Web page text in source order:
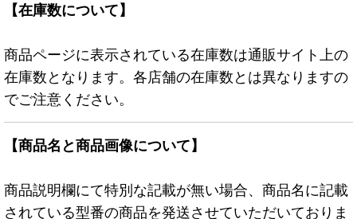
【在庫数について】
商品ページに表示されている在庫数は通販サイト上の
在庫数となります。各店舗の在庫数とは異なりますの
でご注意ください。
【商品名と商品画像について】
商品説明欄にて特別な記載が無い場合、商品名に記載
されている型番の商品を発送させていただいておりま